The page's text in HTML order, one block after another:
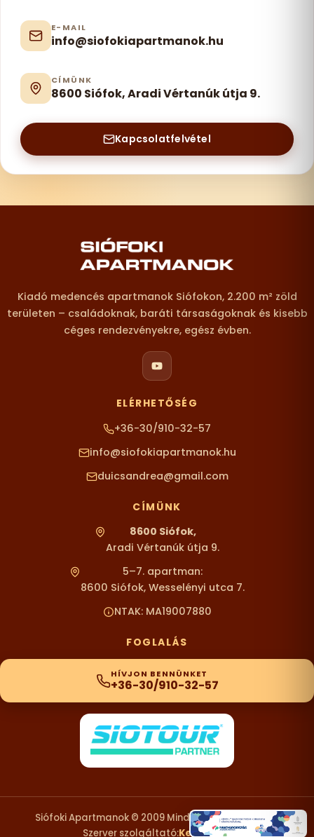
E-MAIL
info@siofokiapartmanok.hu
CÍMÜNK
8600 Siófok, Aradi Vértanúk útja 9.
Kapcsolatfelvétel
Lábléc – elérhetőségek
Kiadó medencés apartmanok Siófokon, 2.200 m² zöld
területen – családoknak, baráti társaságoknak és kisebb
céges rendezvényekre, egész évben.
ELÉRHETŐSÉG
+36-30/910-32-57
info@siofokiapartmanok.hu
duicsandrea@gmail.com
CÍMÜNK
8600 Siófok,
Aradi Vértanúk útja 9.
5–7. apartman:
8600 Siófok, Wesselényi utca 7.
NTAK: MA19007880
FOGLALÁS
HÍVJON BENNÜNKET
+36-30/910-32-57
Siófoki Apartmanok © 2009 Minden Jog Fenntartva.
Szerver szolgáltató:KexDesign